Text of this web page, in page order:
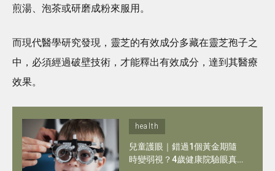
煎湯、泡茶或研磨成粉來服用。
而現代醫學研究發現，靈芝的有效成分多藏在靈芝孢子之
中，必須經過破壁技術，才能釋出有效成分，達到其醫療
效果。
health
兒童護眼｜錯過1個黃金期隨
時變弱視？4歲健康院驗眼真